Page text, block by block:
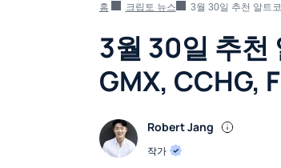
홈 크립토 뉴스 3월 30일 추천 알트
3월 30일 추천
GMX, CCHG,
Robert Jang
작가